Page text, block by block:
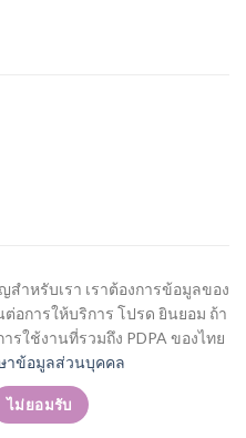
ำหรับเรา เราต้องการข้อมูลของ
อการให้บริการ โปรด ยินยอม ถ้า
ใช้งานที่รวมถึง PDPA ของไทย
าข้อมูลส่วนบุคคล
ไม่ยอมรับ
เข้าสู่ระบบ
Flatsome Theme